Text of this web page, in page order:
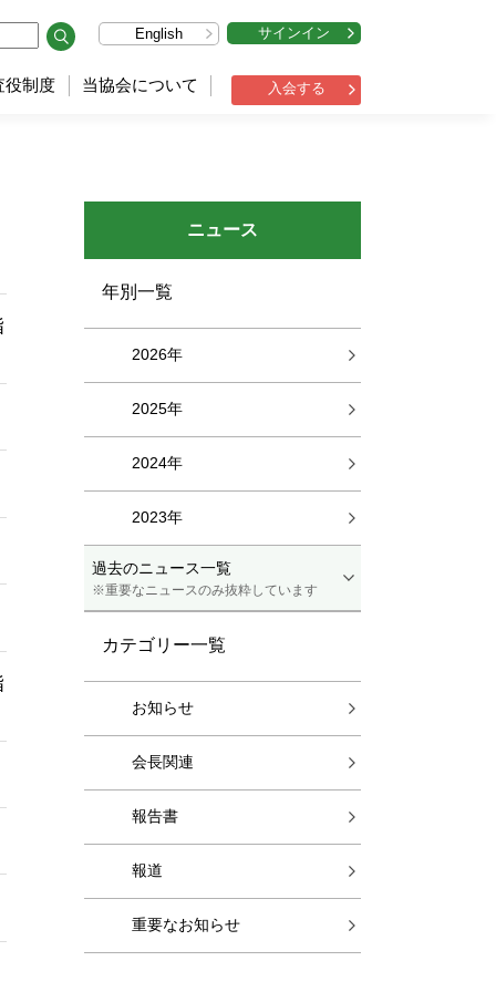
役制度 当協会について 入会する
English サインイン
ニュース
年別一覧
過去のニュース一覧
※重要なニュースのみ抜粋しています
2026年
2025年
2024年
2023年
カテゴリー一覧
お知らせ
会長関連
報告書
報道
重要なお知らせ